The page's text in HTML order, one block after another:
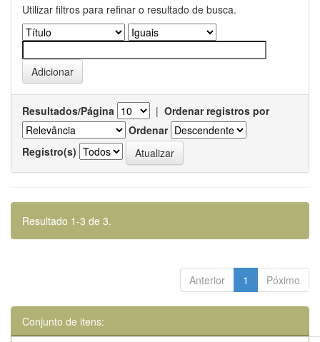
Utilizar filtros para refinar o resultado de busca.
Resultados/Página | Ordenar registros por
Ordenar
Registro(s)
Resultado 1-3 de 3.
Anterior 1 Póximo
Conjunto de itens: